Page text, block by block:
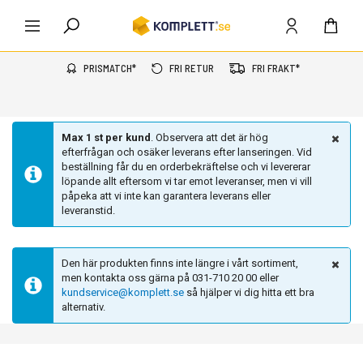
PRISMATCH* FRI RETUR FRI FRAKT*
Max 1 st per kund . Observera att det är hög
efterfrågan och osäker leverans efter lanseringen. Vid
beställning får du en orderbekräftelse och vi levererar
löpande allt eftersom vi tar emot leveranser, men vi vill
påpeka att vi inte kan garantera leverans eller
leveranstid.
Den här produkten finns inte längre i vårt sortiment,
men kontakta oss gärna på 031-710 20 00 eller
kundservice@komplett.se så hjälper vi dig hitta ett bra
alternativ.